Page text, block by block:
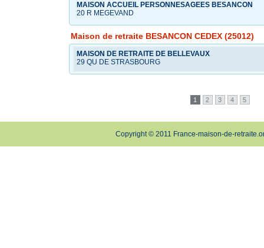
MAISON ACCUEIL PERSONNESAGEES BESANCON
20 R MEGEVAND
Maison de retraite BESANCON CEDEX (25012)
MAISON DE RETRAITE DE BELLEVAUX
29 QU DE STRASBOURG
1 2 3 4 5
Copyright © 2011 France-maison-de-